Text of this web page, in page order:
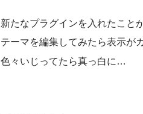
新たなプラグインを入れたこと
テーマを編集してみたら表示が
色々いじってたら真っ白に…